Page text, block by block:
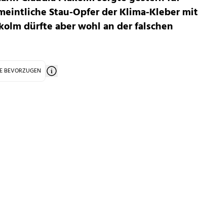
Stau-Opfer der Klima-Kleber mit
dürfte aber wohl an der falschen
BEVORZUGEN